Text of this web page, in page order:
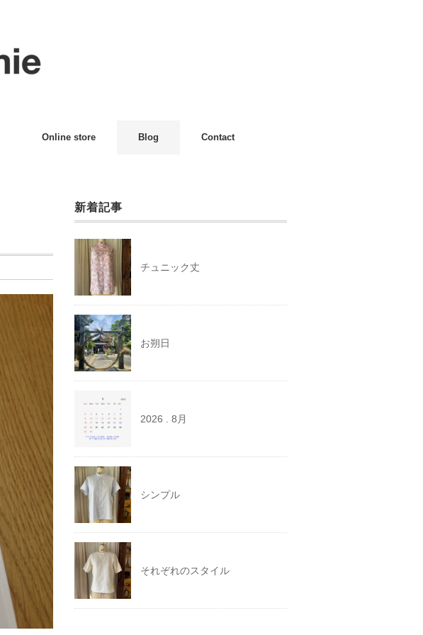
Online store Blog Contact
新着記事
チュニック丈
お朔日
2026 . 8月
シンプル
それぞれのスタイル